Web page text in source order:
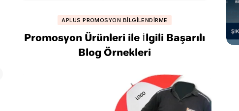
APLUS PROMOSYON BILGILENDIRME
Promosyon Ürünleri ile İlgili Başarılı
Blog Örnekleri